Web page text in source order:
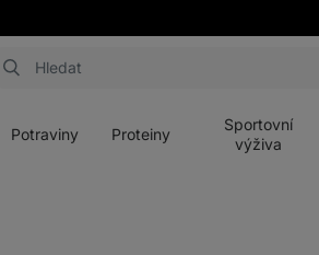
Potraviny Proteiny
Sportovní
výživa